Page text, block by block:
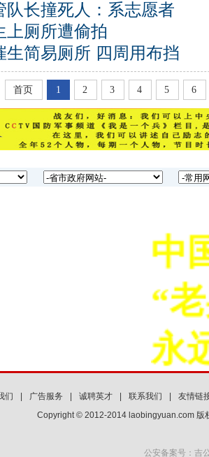
队长撞死人：系志愿者
上厕所遭偷拍
生简易厕所 四周用布挡
首页 1 2 3 4 5 6
中
“
永
们 广告服务 诚聘英才 联系我们
友情链
Copyright © 2012-2014 laobingyuan.com 版
公安备案号：吉